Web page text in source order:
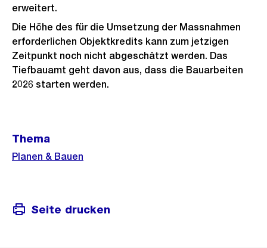
erweitert.
Die Höhe des für die Umsetzung der Massnahmen
erforderlichen Objektkredits kann zum jetzigen
Zeitpunkt noch nicht abgeschätzt werden. Das
Tiefbauamt geht davon aus, dass die Bauarbeiten
2026 starten werden.
Informationen
Thema
Planen & Bauen
Seite drucken